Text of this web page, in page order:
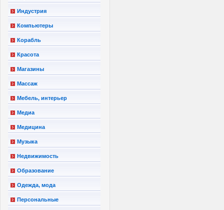
Индустрия
Компьютеры
Корабль
Красота
Магазины
Массаж
Мебель, интерьер
Медиа
Медицина
Музыка
Недвижимость
Образование
Одежда, мода
Персональные